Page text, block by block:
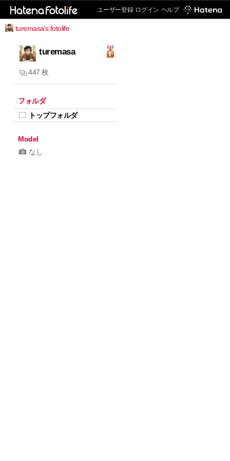
ユーザー登録 ログイン ヘルプ
turemasa's fotolife
turemasa
447 枚
フォルダ
トップフォルダ
Model
なし